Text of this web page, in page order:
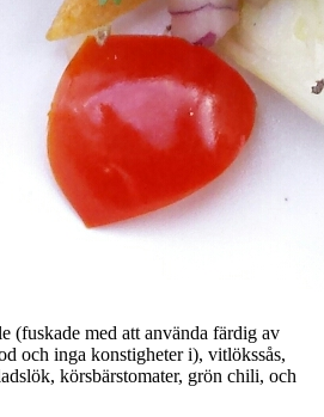
(fuskade med att använda färdig av
och inga konstigheter i), vitlökssås,
körsbärstomater, grön chili, och